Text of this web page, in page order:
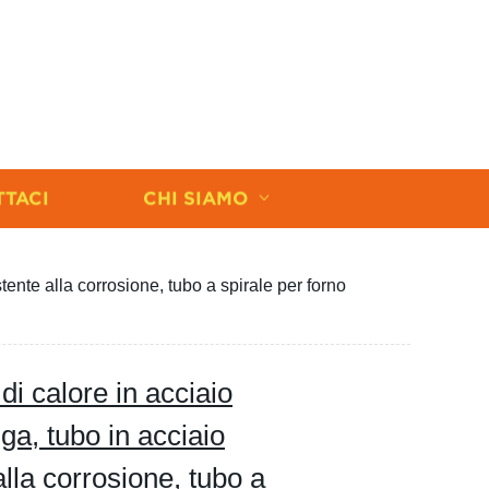
CHI SIAMO
alla corrosione, tubo a spirale per forno
calore in acciaio
tubo in acciaio
corrosione, tubo a